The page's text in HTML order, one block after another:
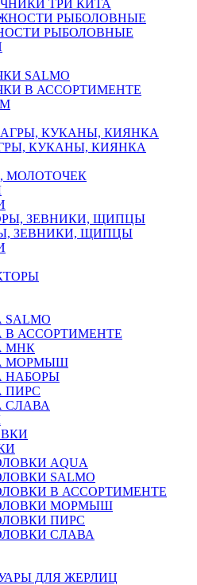
ТРИ КИТА
РЫБОЛОВНЫЕ
SALMO
В АССОРТИМЕНТЕ
КУКАНЫ, КИЯНКА
МОЛОТОЧЕК
ЗЕВНИКИ, ЩИПЦЫ
В АССОРТИМЕНТЕ
МНК
МОРМЫШ
НАБОРЫ
ПИРС
СЛАВА
AQUA
SALMO
В АССОРТИМЕНТЕ
МОРМЫШ
ПИРС
СЛАВА
ДЛЯ ЖЕРЛИЦ